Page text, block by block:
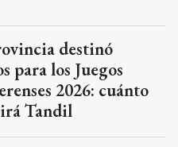
destinó
para los Juegos
2026: cuánto
Tandil